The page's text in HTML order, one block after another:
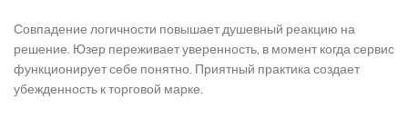
Совпадение логичности повышает душевный реакцию на
решение. Юзер переживает уверенность, в момент когда сервис
функционирует себе понятно. Приятный практика создает
убежденность к торговой марке.